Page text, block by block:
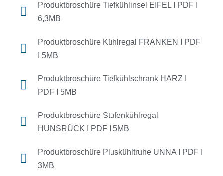
Produktbroschüre Tiefkühlinsel EIFEL I PDF I
6,3MB
Produktbroschüre Kühlregal FRANKEN I PDF
I 5MB
Produktbroschüre Tiefkühlschrank HARZ I
PDF I 5MB
Produktbroschüre Stufenkühlregal
HUNSRÜCK I PDF I 5MB
Produktbroschüre Pluskühltruhe UNNA I PDF I
3MB